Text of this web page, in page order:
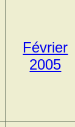
Février
2005